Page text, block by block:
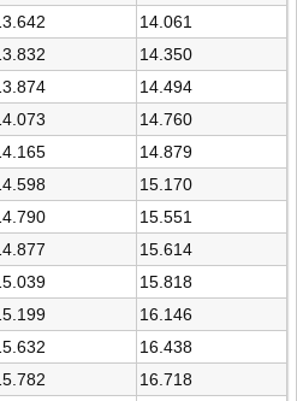
14.061
14.350
14.494
14.760
14.879
15.170
15.551
15.614
15.818
16.146
16.438
16.718